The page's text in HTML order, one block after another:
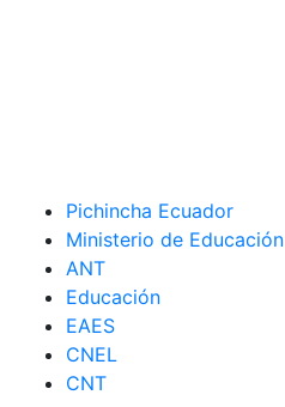
Pichincha Ecuador
Ministerio de Educación
ANT
Educación
EAES
CNEL
CNT